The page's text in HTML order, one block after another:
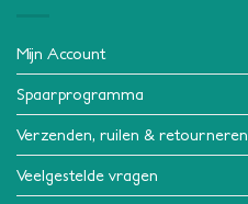
Mijn Account
Spaarprogramma
Verzenden, ruilen & retourneren
Veelgestelde vragen